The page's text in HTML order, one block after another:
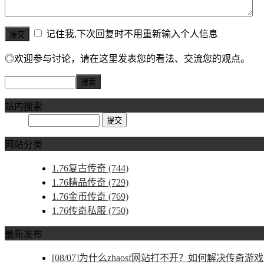
记住我,下次回复时不用重新输入个人信息
◎欢迎参与讨论，请在这里发表您的看法、交流您的观点。
站内搜索
网站分类
1.76复古传奇 (744)
1.76精品传奇 (729)
1.76金币传奇 (769)
1.76传奇私服 (750)
最新发布
[08/07]为什么zhaosf网站打不开？如何解决传奇游戏